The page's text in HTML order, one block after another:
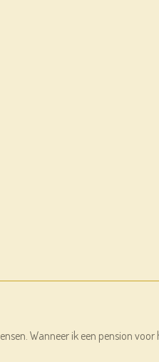
Wanneer ik een pension